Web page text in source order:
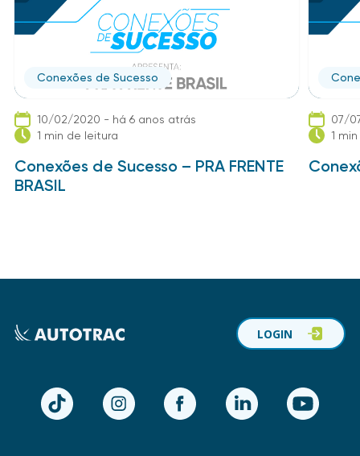
Conexões de Sucesso
10/02/2020 - há 6 anos atrás
1 min de leitura
Conexões de Sucesso – PRA FRENTE
BRASIL
07/
1
TikTok Instagram Facebook LinkedIn YouTube
LOGIN